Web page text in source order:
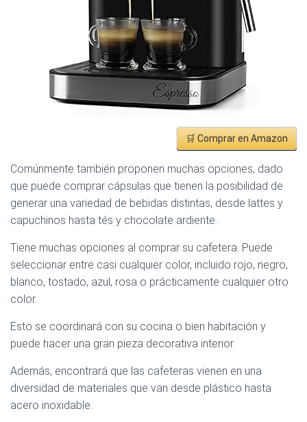
🛒 Comprar en Amazon
Comúnmente también proponen muchas opciones, dado
que puede comprar cápsulas que tienen la posibilidad de
generar una variedad de bebidas distintas, desde lattes y
capuchinos hasta tés y chocolate ardiente.
Tiene muchas opciones al comprar su cafetera. Puede
seleccionar entre casi cualquier color, incluido rojo, negro,
blanco, tostado, azul, rosa o prácticamente cualquier otro
color.
Esto se coordinará con su cocina o bien habitación y
puede hacer una gran pieza decorativa interior.
Además, encontrará que las cafeteras vienen en una
diversidad de materiales que van desde plástico hasta
acero inoxidable.